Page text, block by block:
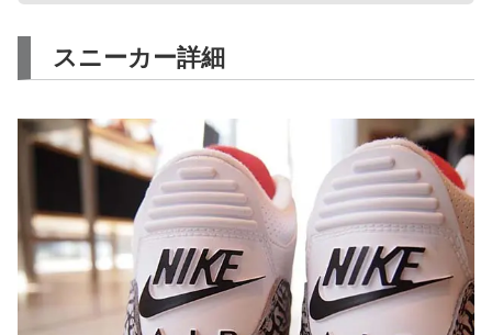
スニーカー詳細